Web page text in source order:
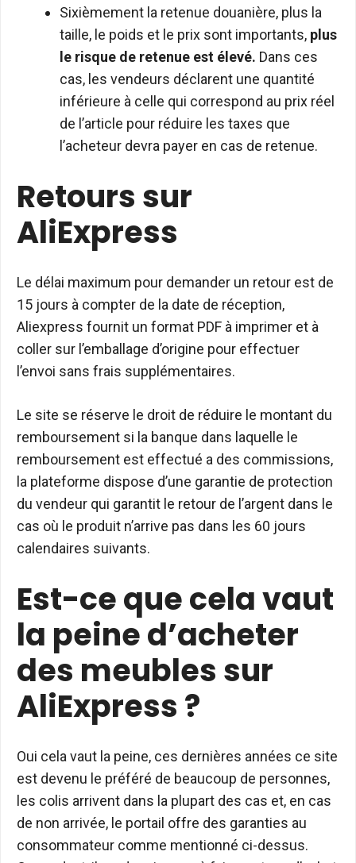
Sixièmement la retenue douanière, plus la
taille, le poids et le prix sont importants, plus
le risque de retenue est élevé. Dans ces
cas, les vendeurs déclarent une quantité
inférieure à celle qui correspond au prix réel
de l’article pour réduire les taxes que
l’acheteur devra payer en cas de retenue.
Retours sur
AliExpress
Le délai maximum pour demander un retour est de
15 jours à compter de la date de réception,
Aliexpress fournit un format PDF à imprimer et à
coller sur l’emballage d’origine pour effectuer
l’envoi sans frais supplémentaires.
Le site se réserve le droit de réduire le montant du
remboursement si la banque dans laquelle le
remboursement est effectué a des commissions,
la plateforme dispose d’une garantie de protection
du vendeur qui garantit le retour de l’argent dans le
cas où le produit n’arrive pas dans les 60 jours
calendaires suivants.
Est-ce que cela vaut
la peine d’acheter
des meubles sur
AliExpress ?
Oui cela vaut la peine, ces dernières années ce site
est devenu le préféré de beaucoup de personnes,
les colis arrivent dans la plupart des cas et, en cas
de non arrivée, le portail offre des garanties au
consommateur comme mentionné ci-dessus.